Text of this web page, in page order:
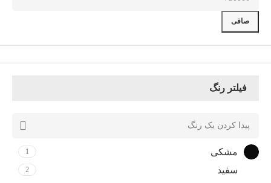
صافی
فیلتر رنگ
مشکی 1
سفید 2